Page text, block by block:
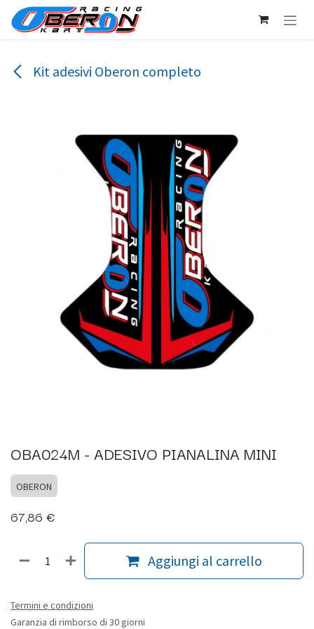
Passa al contenuto
Kit adesivi Oberon completo
OBA024M - ADESIVO PIANALINA MINI
OBERON
67,86 €
Aggiungi al carrello
Termini e condizioni
Garanzia di rimborso di 30 giorni